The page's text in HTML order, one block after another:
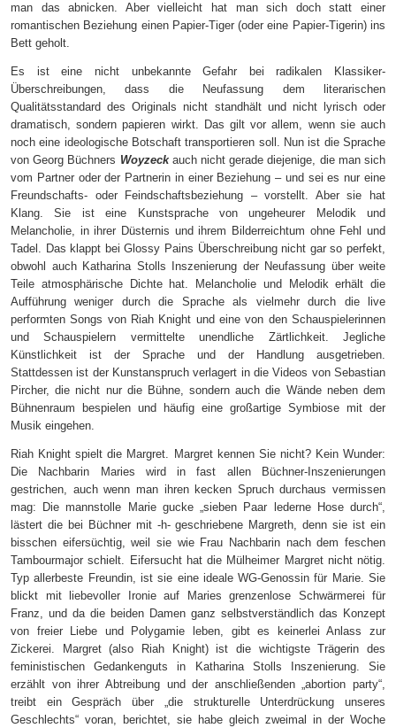
man das abnicken. Aber vielleicht hat man sich doch statt einer
romantischen Beziehung einen Papier-Tiger (oder eine Papier-Tigerin) ins
Bett geholt.
Es ist eine nicht unbekannte Gefahr bei radikalen Klassiker-
Überschreibungen, dass die Neufassung dem literarischen
Qualitätsstandard des Originals nicht standhält und nicht lyrisch oder
dramatisch, sondern papieren wirkt. Das gilt vor allem, wenn sie auch
noch eine ideologische Botschaft transportieren soll. Nun ist die Sprache
von Georg Büchners Woyzeckauch nicht gerade diejenige, die man sich
vom Partner oder der Partnerin in einer Beziehung – und sei es nur eine
Freundschafts- oder Feindschaftsbeziehung – vorstellt. Aber sie hat
Klang. Sie ist eine Kunstsprache von ungeheurer Melodik und
Melancholie, in ihrer Düsternis und ihrem Bilderreichtum ohne Fehl und
Tadel. Das klappt bei Glossy Pains Überschreibung nicht gar so perfekt,
obwohl auch Katharina Stolls Inszenierung der Neufassung über weite
Teile atmosphärische Dichte hat. Melancholie und Melodik erhält die
Aufführung weniger durch die Sprache als vielmehr durch die live
performten Songs von Riah Knight und eine von den Schauspielerinnen
und Schauspielern vermittelte unendliche Zärtlichkeit. Jegliche
Künstlichkeit ist der Sprache und der Handlung ausgetrieben.
Stattdessen ist der Kunstanspruch verlagert in die Videos von Sebastian
Pircher, die nicht nur die Bühne, sondern auch die Wände neben dem
Bühnenraum bespielen und häufig eine großartige Symbiose mit der
Musik eingehen.
Riah Knight spielt die Margret. Margret kennen Sie nicht? Kein Wunder:
Die Nachbarin Maries wird in fast allen Büchner-Inszenierungen
gestrichen, auch wenn man ihren kecken Spruch durchaus vermissen
mag: Die mannstolle Marie gucke „sieben Paar lederne Hose durch“,
lästert die bei Büchner mit -h- geschriebene Margreth, denn sie ist ein
bisschen eifersüchtig, weil sie wie Frau Nachbarin nach dem feschen
Tambourmajor schielt. Eifersucht hat die Mülheimer Margret nicht nötig.
Typ allerbeste Freundin, ist sie eine ideale WG-Genossin für Marie. Sie
blickt mit liebevoller Ironie auf Maries grenzenlose Schwärmerei für
Franz, und da die beiden Damen ganz selbstverständlich das Konzept
von freier Liebe und Polygamie leben, gibt es keinerlei Anlass zur
Zickerei. Margret (also Riah Knight) ist die wichtigste Trägerin des
feministischen Gedankenguts in Katharina Stolls Inszenierung. Sie
erzählt von ihrer Abtreibung und der anschließenden „abortion party“,
treibt ein Gespräch über „die strukturelle Unterdrückung unseres
Geschlechts“ voran, berichtet, sie habe gleich zweimal in der Woche